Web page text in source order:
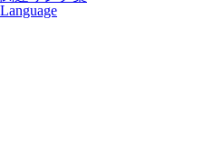
Language